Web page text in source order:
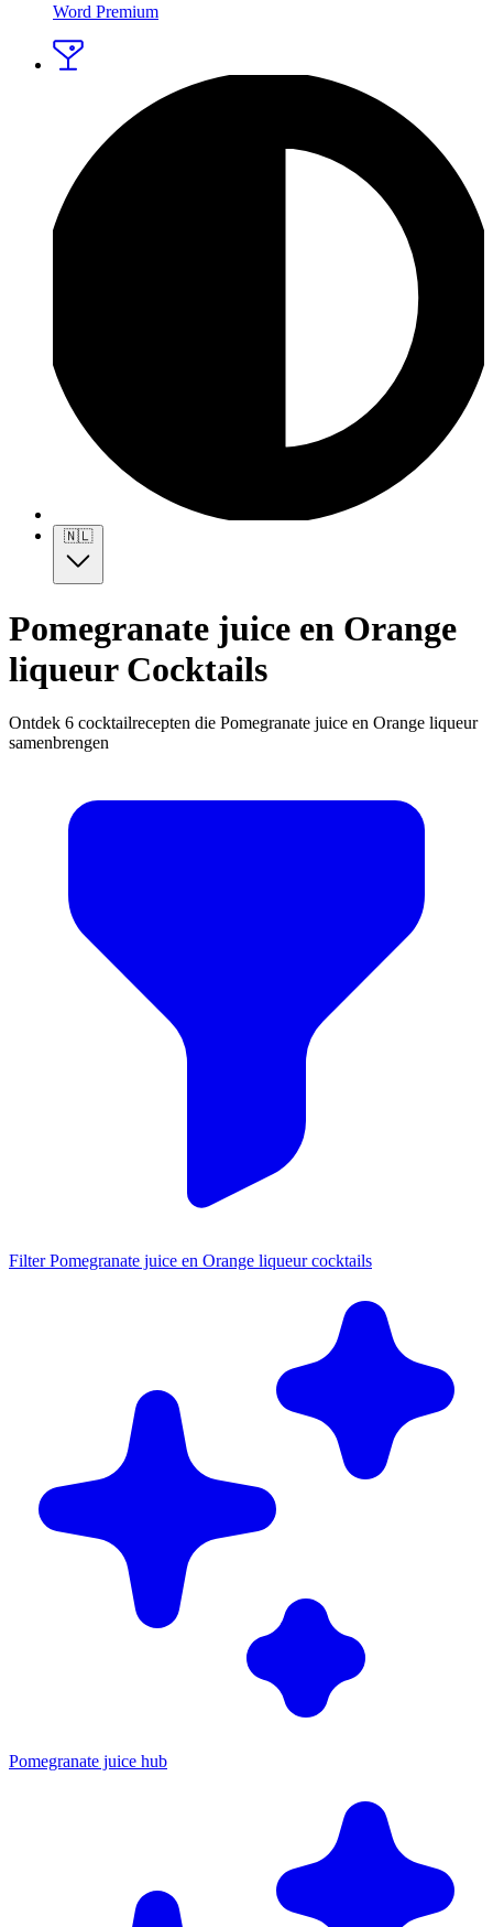
Word Premium
🇳🇱
Pomegranate juice en Orange
liqueur Cocktails
Ontdek 6 cocktailrecepten die Pomegranate juice en Orange liqueur
samenbrengen
Filter Pomegranate juice en Orange liqueur cocktails
Pomegranate juice hub